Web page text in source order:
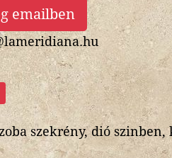
emailben
szekrény, dió szinben,